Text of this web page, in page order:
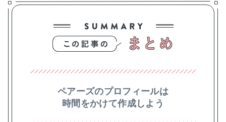
ペアーズのプロフィールは
時間をかけて作成しよう